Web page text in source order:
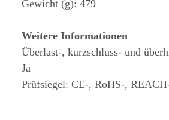
Gewicht (g): 479
Weitere Informationen
Überlast-, kurzschluss- und
Ja
Prüfsiegel: CE-, RoHS-,